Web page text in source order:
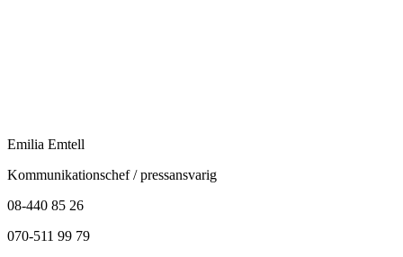
Emilia Emtell
Kommunikationschef / pressansvarig
08-440 85 26
070-511 99 79